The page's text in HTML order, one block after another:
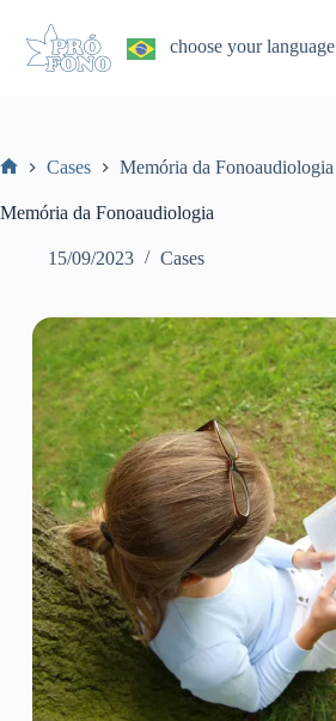
conteúdo
choose your language
Cases Memória da Fonoaudiologia
Memória da Fonoaudiologia
15/09/2023 Cases